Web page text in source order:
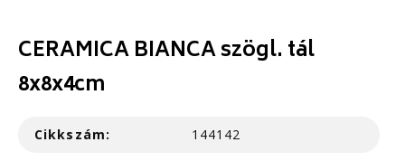
CERAMICA BIANCA szögl. tál
8x8x4cm
Cikkszám: 144142